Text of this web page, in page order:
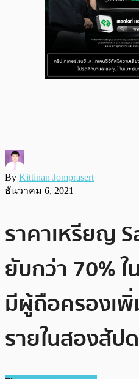
By Kittinan Jomprasert
ธันวาคม 6, 2021
ราคาเหรียญ
ยับกว่า 70%
มีผู้ถือครองเ
รายในสองสัป